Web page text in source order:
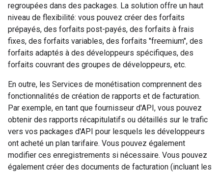
regroupées dans des packages. La solution offre un haut
niveau de flexibilité: vous pouvez créer des forfaits
prépayés, des forfaits post-payés, des forfaits à frais
fixes, des forfaits variables, des forfaits "freemium", des
forfaits adaptés à des développeurs spécifiques, des
forfaits couvrant des groupes de développeurs, etc.
En outre, les Services de monétisation comprennent des
fonctionnalités de création de rapports et de facturation.
Par exemple, en tant que fournisseur d'API, vous pouvez
obtenir des rapports récapitulatifs ou détaillés sur le trafic
vers vos packages d'API pour lesquels les développeurs
ont acheté un plan tarifaire. Vous pouvez également
modifier ces enregistrements si nécessaire. Vous pouvez
également créer des documents de facturation (incluant les